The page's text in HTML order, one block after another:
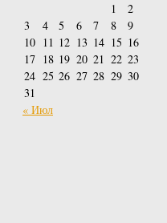
1
2
3
4 5 6 7 8
9
10 11 12 13 14 15 16
17 18 19 20 21 22 23
24 25 26 27 28 29 30
31
« Июл